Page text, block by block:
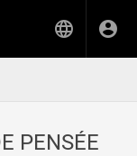
PENSÉE